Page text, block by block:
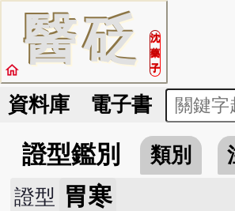
醫砭
沈
藥
子
home
資料庫 電子書
證型鑑別 類別
證型 胃寒